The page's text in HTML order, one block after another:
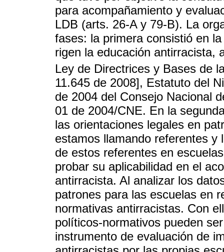
para acompañamiento y
LDB (arts. 26-A y 79-B). La
fases: la primera consistió en
rigen la educación antirracista,
Ley de Directrices y Bases de
11.645 de 2008], Estatuto del
de 2004 del Consejo Nacional
01 de 2004/CNE. En la
las orientaciones legales en
estamos llamando referentes
de estos referentes en
probar su aplicabilidad en el
antirracista. Al analizar los
patrones para las escuelas en
normativas antirracistas. Con
políticos-normativos pueden
instrumento de evaluación de